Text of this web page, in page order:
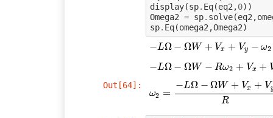
display(sp. Eq(eq2 ,0))
Omega2 = sp. solve(eq2 ,
sp. Eq(omega2 ,Omega2)
−LΩ − ΩW + Vx + Vy − ω2
−LΩ−ΩW+Vx+ Vy −ω 2(R+r) =0
−LΩ − ΩW − Rω2 + Vx +
−LΩ−ΩW−Rω 2+ Vx+Vy=0
Out[64]:
ω2 =
−LΩ − ΩW + Vx + V
R
ω2 =− LΩ−ΩW+Vx+VyR